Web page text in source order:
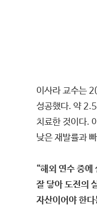
이사라 교수는
성공했다. 약
치료한 것이다.
낮은 재발률과
“해외 연수 중에
잘 닿아 도전의
자산이어야 한